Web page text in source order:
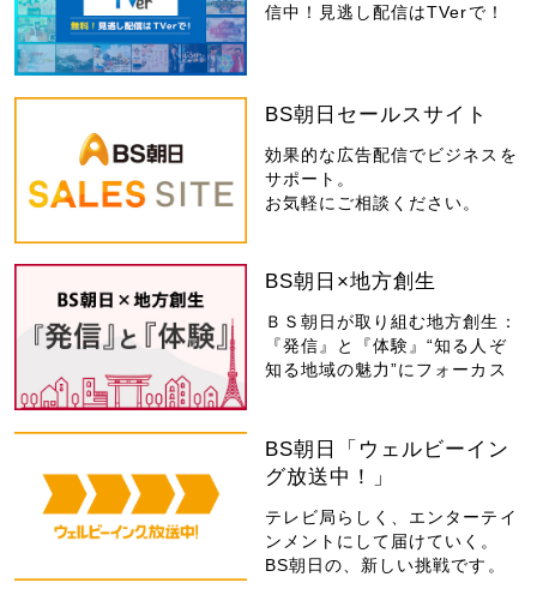
信中！見逃し配信はTVerで！
BS朝日セールスサイト
効果的な広告配信でビジネスを
サポート。
お気軽にご相談ください。
BS朝日×地方創生
ＢＳ朝日が取り組む地方創生：
『発信』と『体験』“知る人ぞ
知る地域の魅力”にフォーカス
BS朝日「ウェルビーイン
グ放送中！」
テレビ局らしく、エンターテイ
ンメントにして届けていく。
BS朝日の、新しい挑戦です。